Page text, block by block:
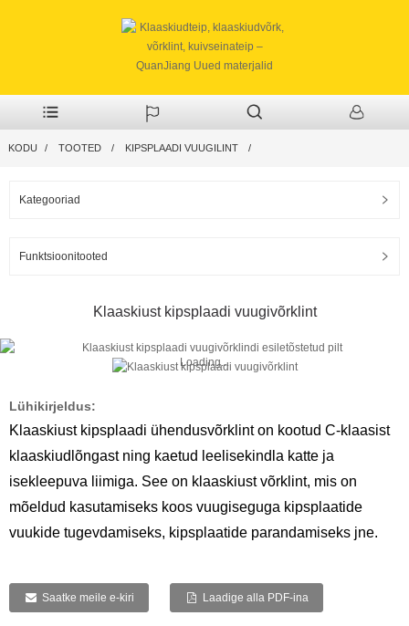
KODU TOOTED KIPSPLAADI VUUGILINT
Kategooriad
Funktsioonitooted
Klaaskiust kipsplaadi vuugivõrklint
Loading...
Lühikirjeldus:
Klaaskiust kipsplaadi ühendusvõrklint on kootud C-klaasist
klaaskiudlõngast ning kaetud leelisekindla katte ja
isekleepuva liimiga. See on klaaskiust võrklint, mis on
mõeldud kasutamiseks koos vuugiseguga kipsplaatide
vuukide tugevdamiseks, kipsplaatide parandamiseks jne.
Saatke meile e-kiri Laadige alla PDF-ina